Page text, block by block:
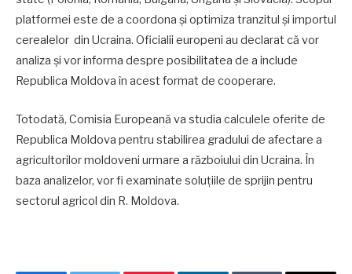
platformei este de a coordona și optimiza tranzitul și importul
cerealelor din Ucraina. Oficialii europeni au declarat că vor
analiza și vor informa despre posibilitatea de a include
Republica Moldova în acest format de cooperare.
Totodată, Comisia Europeană va studia calculele oferite de
Republica Moldova pentru stabilirea gradului de afectare a
agricultorilor moldoveni urmare a războiului din Ucraina. În
baza analizelor, vor fi examinate soluțiile de sprijin pentru
sectorul agricol din R. Moldova.